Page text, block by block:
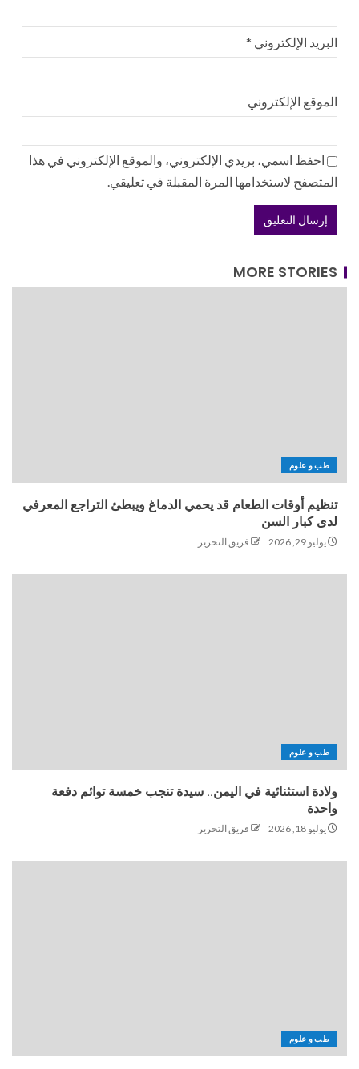
البريد الإلكتروني *
الموقع الإلكتروني
احفظ اسمي، بريدي الإلكتروني، والموقع الإلكتروني في هذا
المتصفح لاستخدامها المرة المقبلة في تعليقي.
MORE STORIES
طب و علوم
تنظيم أوقات الطعام قد يحمي الدماغ ويبطئ التراجع المعرفي
لدى كبار السن
يوليو 29, 2026 فريق التحرير
طب و علوم
ولادة استثنائية في اليمن.. سيدة تنجب خمسة توائم دفعة
واحدة
يوليو 18, 2026 فريق التحرير
طب و علوم